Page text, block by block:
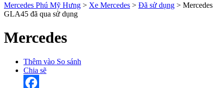
Mercedes Phú Mỹ Hưng > Xe Mercedes > Đã sử dụng > Mercedes
GLA45 đã qua sử dụng
Mercedes
Thêm vào So sánh
Chia sẽ